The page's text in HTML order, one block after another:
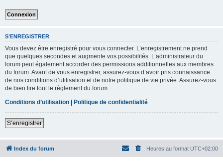
S’ENREGISTRER
Vous devez être enregistré pour vous connecter. L’enregistrement ne prend
que quelques secondes et augmente vos possibilités. L’administrateur du
forum peut également accorder des permissions additionnelles aux membres
du forum. Avant de vous enregistrer, assurez-vous d’avoir pris connaissance
de nos conditions d’utilisation et de notre politique de vie privée. Assurez-vous
de bien lire tout le règlement du forum.
Conditions d’utilisation | Politique de confidentialité
S’enregistrer
Index du forum Heures au format UTC+02:00